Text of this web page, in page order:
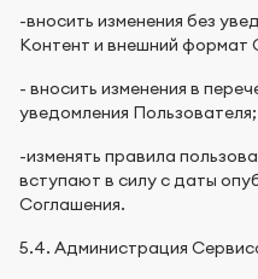
-вносить изменения без
Контент и внешний формат
- вносить изменения в
уведомления Пользователя;
-изменять правила
вступают в силу с даты
Соглашения.
5.4. Администрация